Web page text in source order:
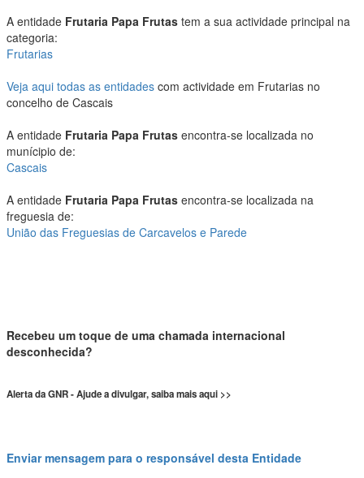
A entidade Frutaria Papa Frutas tem a sua actividade principal na
categoria:
Frutarias
Veja aqui todas as entidades com actividade em Frutarias no
concelho de Cascais
A entidade Frutaria Papa Frutas encontra-se localizada no
munícipio de:
Cascais
A entidade Frutaria Papa Frutas encontra-se localizada na
freguesia de:
União das Freguesias de Carcavelos e Parede
Recebeu um toque de uma chamada internacional
desconhecida?
Alerta da GNR - Ajude a divulgar, saiba mais aqui >>
Enviar mensagem para o responsável desta Entidade